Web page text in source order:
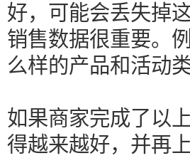
好，可能会丢失掉
销售数据很重要。
么样的产品和活动类
如果商家完成了以
得越来越好，并再